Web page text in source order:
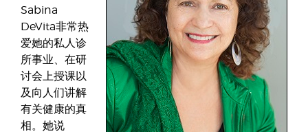
Sabina
DeVita非常热
爱她的私人诊
所事业、在研
讨会上授课以
及向人们讲解
有关健康的真
相。她说